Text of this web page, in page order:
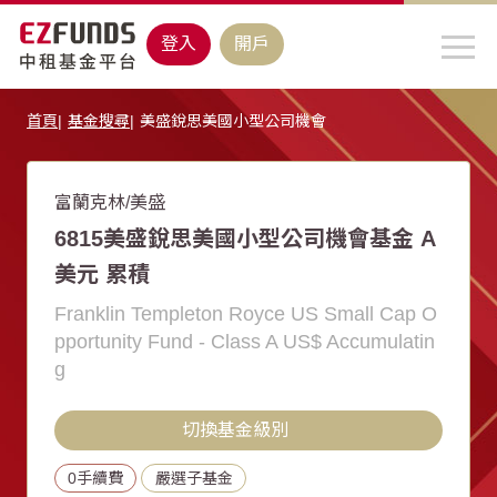
登入 開戶
首頁 基金搜尋 美盛銳思美國小型公司機會
富蘭克林/美盛
6815美盛銳思美國小型公司機會基金 A
美元 累積
Franklin Templeton Royce US Small Cap O
pportunity Fund - Class A US$ Accumulatin
g
切換基金級別
0手續費 嚴選子基金